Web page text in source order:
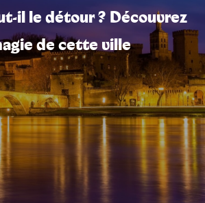
il le détour ? Découvrez
de cette ville
Vous êtes ici :